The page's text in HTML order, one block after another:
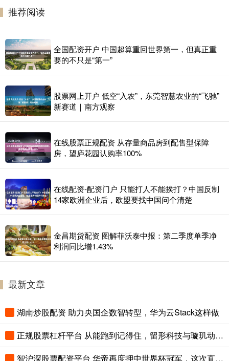
推荐阅读
全国配资开户 中国超算重回世界第一，但真正重
要的不只是“第一”
股票网上开户 低空“入农”，东莞智慧农业的“飞驰”
新赛道｜南方观察
在线股票正规配资 从存量商品房到配售型保障
房，望庐花园认购率100%
在线配资-配资门户 只能打人不能挨打？中国反制
14家欧洲企业后，欧盟要找中国问个清楚
金昌期货配资 图解菲沃泰中报：第二季度单季净
利润同比增1.43%
最新文章
湖南炒股配资 助力央国企数智转型，华为云Stack这样做
正规股票杠杆平台 从能跑到记得住，留形科技与璇玑动力签约2万套四足机器人
智沪深股票配资平台 华帝再度押中世界杯冠军，这次直播抽金球